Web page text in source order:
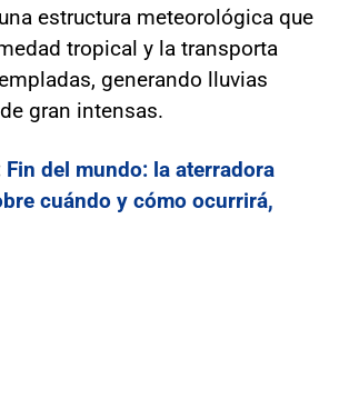
estructura meteorológica que
tropical y la transporta
generando lluvias
gran intensas.
Fin del mundo: la aterradora
cuándo y cómo ocurrirá,